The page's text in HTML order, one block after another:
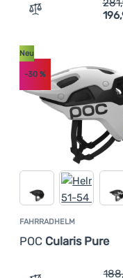
Zum Vergleich
FAHRRADHELM
POC Cularis Pure
Neu
-30 %